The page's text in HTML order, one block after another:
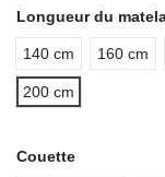
Longueur du
140 cm 160 cm
200 cm
Couette